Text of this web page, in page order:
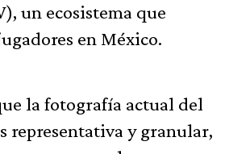
un ecosistema que
en México.
la fotografía actual del
representativa y granular,